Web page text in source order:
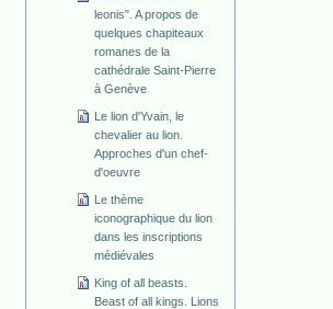
leonis". A propos de
quelques chapiteaux
romanes de la
cathédrale Saint-Pierre
à Genève
Le lion d'Yvain, le
chevalier au lion.
Approches d'un chef-
d'oeuvre
Le thème
iconographique du lion
dans les inscriptions
médiévales
King of all beasts.
Beast of all kings. Lions